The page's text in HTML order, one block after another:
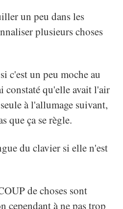
un peu dans les
plusieurs choses
c'est un peu moche au
constaté qu'elle avait l'air
à l'allumage suivant,
que ça se règle.
du clavier si elle n'est
de choses sont
cependant à ne pas trop